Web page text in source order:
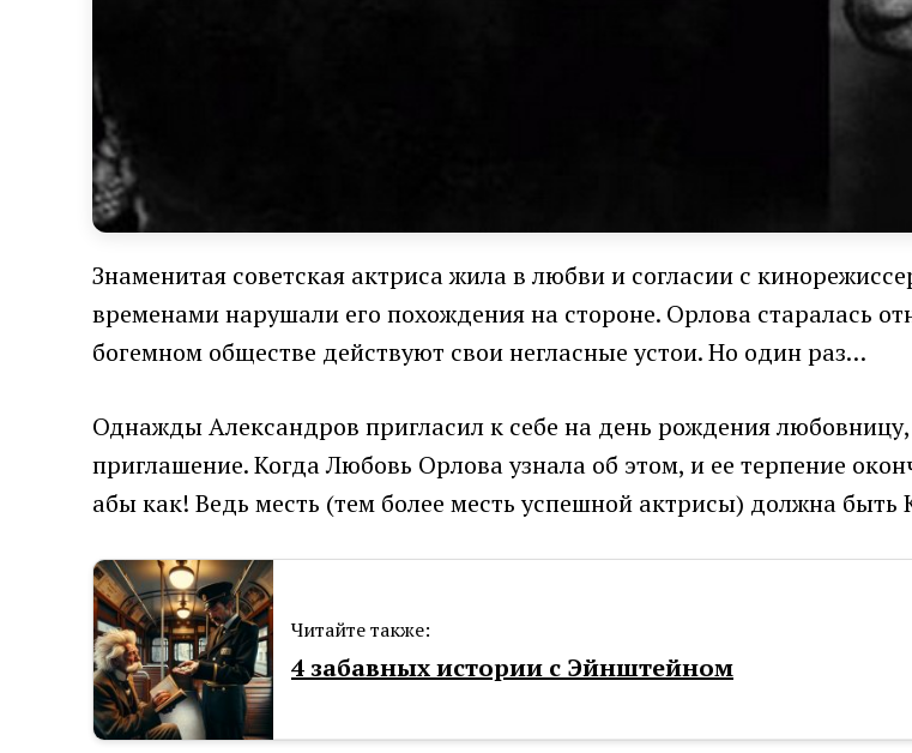
Знаменитая советская актриса жила в любви и согласии с
временами нарушали его похождения на стороне. Орлова старалась
богемном обществе действуют свои негласные устои. Но один раз…
Однажды Александров пригласил к себе на день рождения
приглашение. Когда Любовь Орлова узнала об этом, и ее терпение
абы как! Ведь месть (тем более месть успешной актрисы) должна
Читайте также:
4 забавных истории с Эйнштейном